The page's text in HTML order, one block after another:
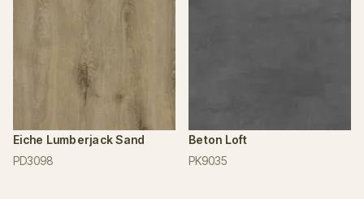
Eiche Lumberjack Sand
PD3098
Beton Loft
PK9035